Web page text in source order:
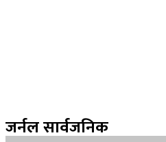
जर्नल सार्वजनिक